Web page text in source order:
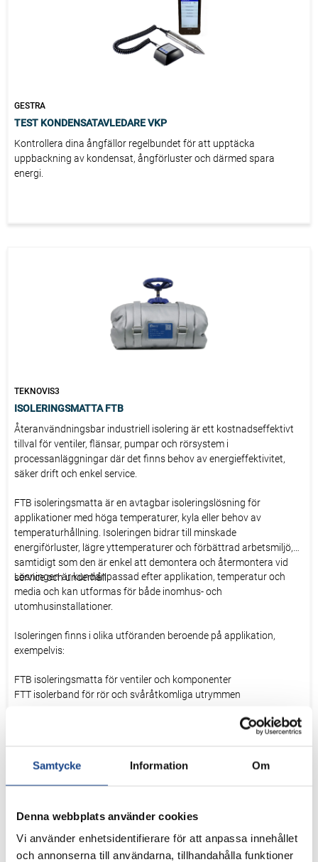
Samtycke Information Om
Denna webbplats använder cookies
Vi använder enhetsidentifierare för att anpassa innehållet
och annonserna till användarna, tillhandahålla funktioner
GESTRA
TEST KONDENSATAVLEDARE VKP
Kontrollera dina ångfällor regelbundet för att upptäcka
uppbackning av kondensat, ångförluster och därmed spara
energi.
TEKNOVIS3
ISOLERINGSMATTA FTB
Återanvändningsbar industriell isolering är ett kostnadseffektivt
tillval för ventiler, flänsar, pumpar och rörsystem i
processanläggningar där det finns behov av energieffektivitet,
säker drift och enkel service.
FTB isoleringsmatta är en avtagbar isoleringslösning för
applikationer med höga temperaturer, kyla eller behov av
temperaturhållning. Isoleringen bidrar till minskade
energiförluster, lägre yttemperaturer och förbättrad arbetsmiljö,
samtidigt som den är enkel att demontera och återmontera vid
service och underhåll.
Lösningen är kundanpassad efter applikation, temperatur och
media och kan utformas för både inomhus- och
utomhusinstallationer.
Isoleringen finns i olika utföranden beroende på applikation,
exempelvis:
FTB isoleringsmatta för ventiler och komponenter
FTT isolerband för rör och svåråtkomliga utrymmen
beroende på utförande och applikation.
Material och uppbyggnad väljs utifrån temperatur, media och
Fördelar